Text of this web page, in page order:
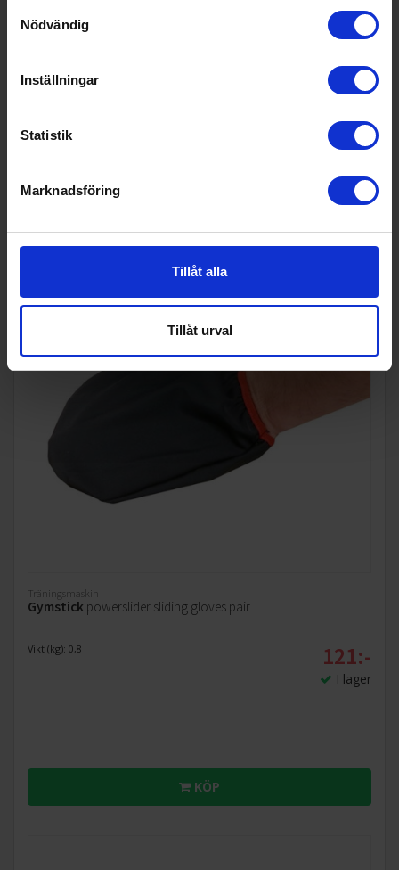
Nödvändig
Inställningar
Statistik
Marknadsföring
Tillåt alla
Tillåt urval
Vikt (kg): 0,8 125:-
Träningsmaskin
Gymstick powerslider sliding gloves pair
Vikt (kg): 0,8 121:-
I lager
KÖP